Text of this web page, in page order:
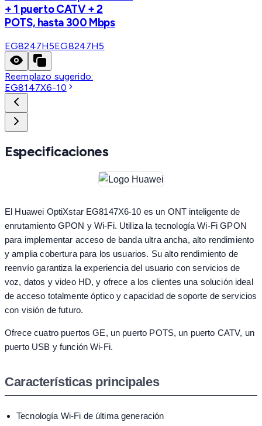
+ 1 puerto CATV + 2
POTS, hasta 300 Mbps
EG8247H5EG8247H5
Reemplazo sugerido:
EG8147X6-10
Especificaciones
El Huawei OptiXstar EG8147X6-10 es un ONT inteligente de
enrutamiento GPON y Wi-Fi. Utiliza la tecnología Wi-Fi GPON
para implementar acceso de banda ultra ancha, alto rendimiento
y amplia cobertura para los usuarios. Su alto rendimiento de
reenvío garantiza la experiencia del usuario con servicios de
voz, datos y video HD, y ofrece a los clientes una solución ideal
de acceso totalmente óptico y capacidad de soporte de servicios
con visión de futuro.
Ofrece cuatro puertos GE, un puerto POTS, un puerto CATV, un
puerto USB y función Wi-Fi.
Características principales
Tecnología Wi-Fi de última generación